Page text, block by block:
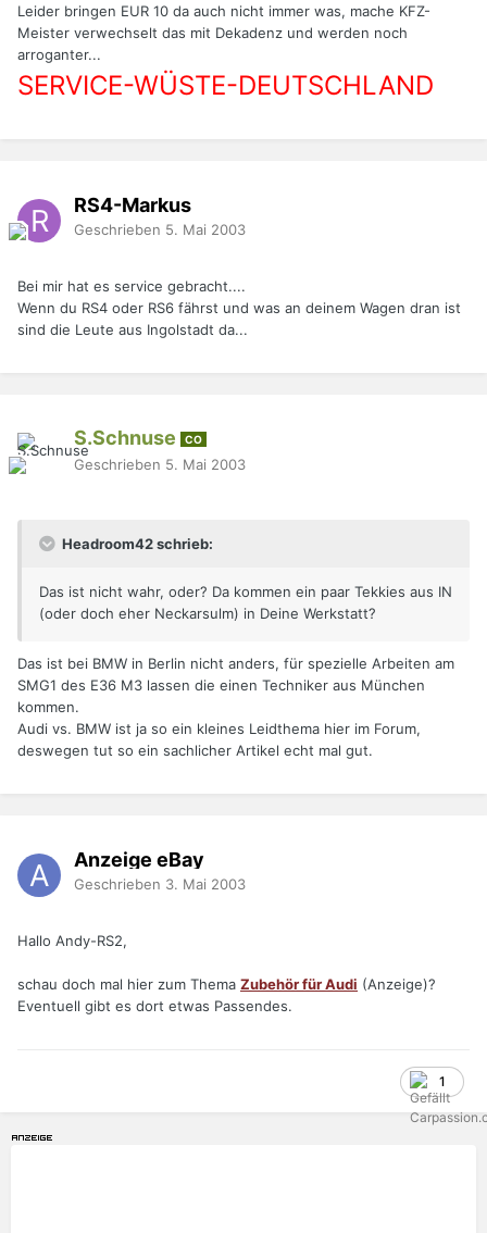
Leider bringen EUR 10 da auch nicht immer was, mache KFZ-
Meister verwechselt das mit Dekadenz und werden noch
arroganter...
SERVICE-WÜSTE-DEUTSCHLAND
RS4-Markus
Geschrieben 5. Mai 2003
Bei mir hat es service gebracht....
Wenn du RS4 oder RS6 fährst und was an deinem Wagen dran ist
sind die Leute aus Ingolstadt da...
S.Schnuse CO
Geschrieben 5. Mai 2003
Headroom42 schrieb:
Das ist nicht wahr, oder? Da kommen ein paar Tekkies aus IN
(oder doch eher Neckarsulm) in Deine Werkstatt?
Das ist bei BMW in Berlin nicht anders, für spezielle Arbeiten am
SMG1 des E36 M3 lassen die einen Techniker aus München
kommen.
Audi vs. BMW ist ja so ein kleines Leidthema hier im Forum,
deswegen tut so ein sachlicher Artikel echt mal gut.
Anzeige eBay
Geschrieben 3. Mai 2003
Hallo Andy-RS2,
schau doch mal hier zum Thema Zubehör für Audi (Anzeige)?
Eventuell gibt es dort etwas Passendes.
1